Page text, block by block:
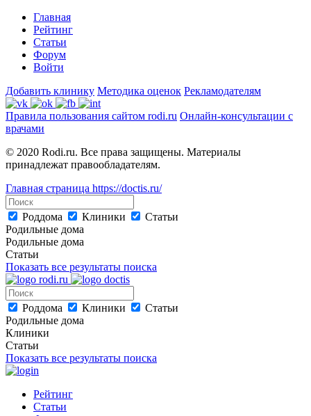
Главная
Рейтинг
Статьи
Форум
Войти
Добавить клинику Методика оценок Рекламодателям
Правила пользования сайтом rodi.ru Онлайн-консультации с
врачами
© 2020 Rodi.ru. Все права защищены. Материалы
принадлежат правообладателям.
Главная страница https://doctis.ru/
Роддома Клиники
Статьи
Родильные дома
Родильные дома
Статьи
Показать все результаты поиска
Роддома Клиники
Статьи
Родильные дома
Клиники
Статьи
Показать все результаты поиска
Рейтинг
Статьи